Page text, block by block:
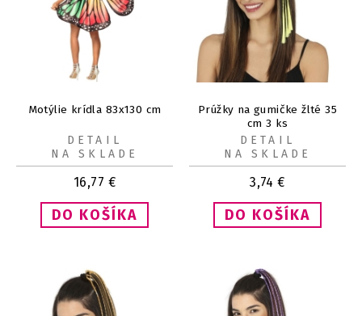
Motýlie krídla 83x130 cm
16,77 €
DETAIL
NA SKLADE
Prúžky na gumičke žlté 35
cm 3 ks
3,74 €
DETAIL
NA SKLADE